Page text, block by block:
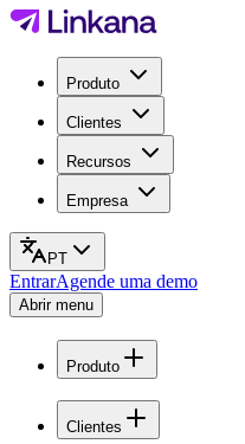
Produto
Clientes
Recursos
Empresa
PT
EntrarAgende uma demo
Abrir menu
Produto
Clientes